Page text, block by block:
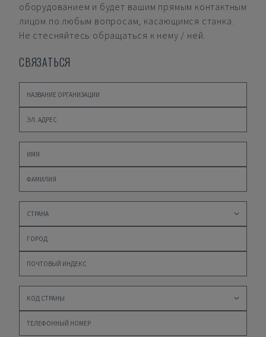
оборудованием и будет вашим прямым контактным
лицом по любым вопросам, касающимся станка.
Не стесняйтесь обращаться к нему / ней.
СВЯЗАТЬСЯ